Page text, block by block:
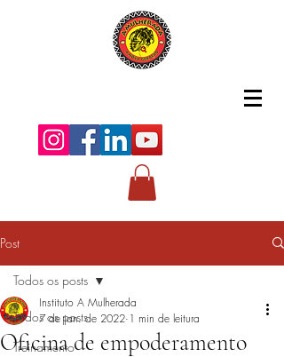
Post
Todos os posts
Treinamento
Todos os posts
Oficina de empoderamento
Instituto A Mulherada
7 de jan. de 2022 1 min de leitura